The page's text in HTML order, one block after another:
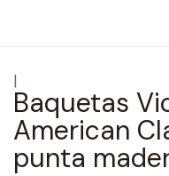
|
Baquetas
American
punta